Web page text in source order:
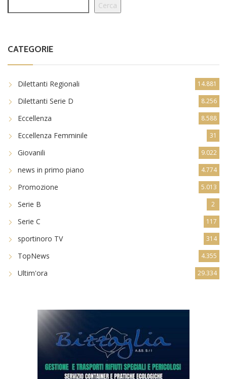
Cerca
CATEGORIE
Dilettanti Regionali 14.881
Dilettanti Serie D 8.256
Eccellenza 8.588
Eccellenza Femminile 31
Giovanili 9.022
news in primo piano 4.774
Promozione 5.013
Serie B 2
Serie C 117
sportinoro TV 314
TopNews 4.355
Ultim'ora 29.334